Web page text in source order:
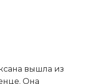
вышла из
Она